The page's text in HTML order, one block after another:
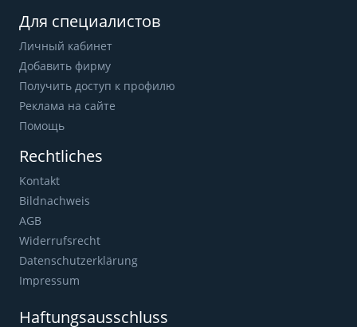
Для специалистов
Личный кабинет
Добавить фирму
Получить доступ к профилю
Реклама на сайте
Помощь
Rechtliches
Kontakt
Bildnachweis
AGB
Widerrufsrecht
Datenschutzerklärung
Impressum
Haftungsausschluss